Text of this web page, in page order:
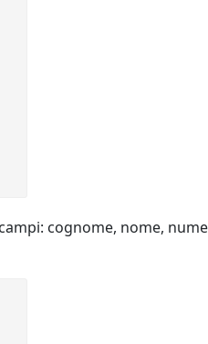
cognome, nome,